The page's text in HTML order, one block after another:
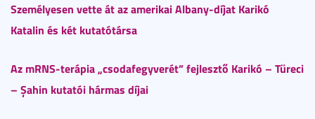
Személyesen vette át az amerikai Albany-díjat Karikó
Katalin és két kutatótársa
Az mRNS-terápia „csodafegyverét” fejlesztő Karikó – Türeci
– Şahin kutatói hármas díjai